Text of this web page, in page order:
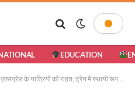
EDUCATION
के यात्रियों को राहत: ट्रेन में स्थायी रूप से जुड़ेगा अतिरिक्त कोच